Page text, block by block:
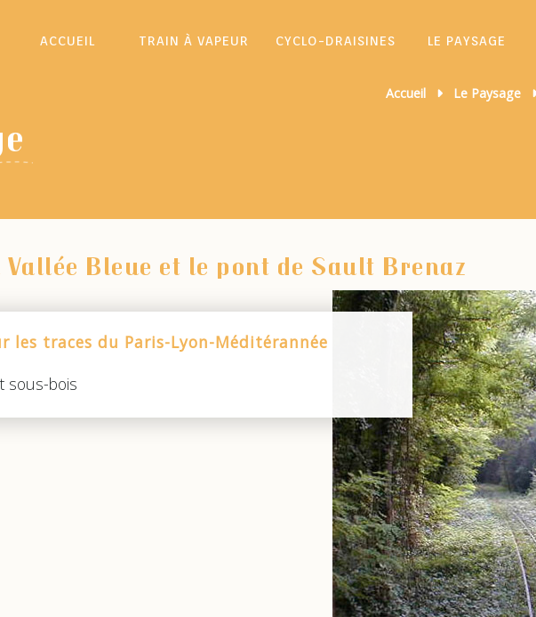
ACCUEIL TRAIN À VAPEUR CYCLO-DRAISINES LE PAYSAGE
Accueil Le Paysage
Bleue et le pont de Sault Brenaz
les traces du Paris-Lyon-Méditérannée
sous-bois